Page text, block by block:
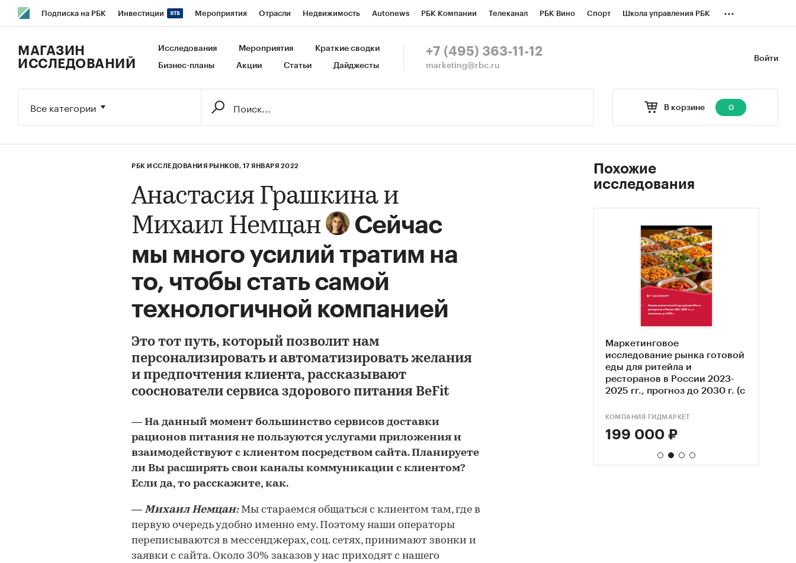
Подписка на РБК Инвестиции Мероприятия Отрасли Недвижимость Autonews РБК Компании Телеканал РБК Вино Спорт Школа управления РБК
Исследования Кредитные рейтинги Франшизы Газета Спецпроекты СПб Конференции СПб Спецпроекты
...
Войти
МАГАЗИН
ИССЛЕДОВАНИЙ
Исследования Мероприятия Краткие сводки
Бизнес-планы Акции Статьи Дайджесты
+7 (495) 363-11-12
marketing@rbc.ru
В корзине 0
Все категории
РБК ИССЛЕДОВАНИЯ РЫНКОВ, 17 ЯНВАРЯ 2022
Анастасия Грашкина и
Михаил Немцан
Сейчас
мы много усилий тратим на
то, чтобы стать самой
технологичной компанией
Это тот путь, который позволит нам
персонализировать и автоматизировать желания
и предпочтения клиента, рассказывают
сооснователи сервиса здорового питания BeFit
― На данный момент большинство сервисов доставки
рационов питания не пользуются услугами приложения и
взаимодействуют с клиентом посредством сайта. Планируете
ли Вы расширять свои каналы коммуникации с клиентом?
Если да, то расскажите, как.
― Михаил Немцан: Мы стараемся общаться с клиентом там, где в
первую очередь удобно именно ему. Поэтому наши операторы
переписываются в мессенджерах, соц. сетях, принимают звонки и
заявки с сайта. Около 30% заказов у нас приходят с нашего
Похожие
исследования
готовой еды из кафе,
прогноз на 2026-2030 гг
134 400 ₽
Маркетинговое
исследование рынка готовой
еды для ритейла и
ресторанов в России 2023-
2025 гг., прогноз до 2030 г. (с
КОМПАНИЯ ГИДМАРКЕТ
199 000 ₽